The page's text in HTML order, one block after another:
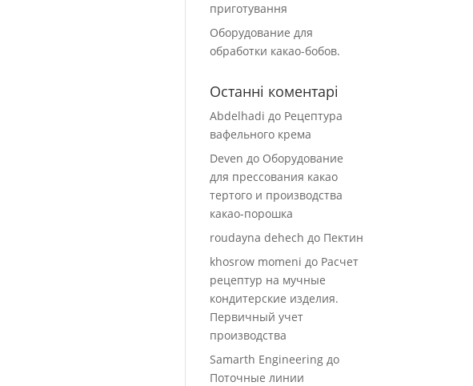
приготування
Оборудование для
обработки какао-бобов.
Останні коментарі
Abdelhadi до Рецептура
вафельного крема
Deven до Оборудование
для прессования какао
тертого и производства
какао-порошка
roudayna dehech до Пектин
khosrow momeni до Расчет
рецептур на мучные
кондитерские изделия.
Первичный учет
производства
Samarth Engineering до
Поточные линии